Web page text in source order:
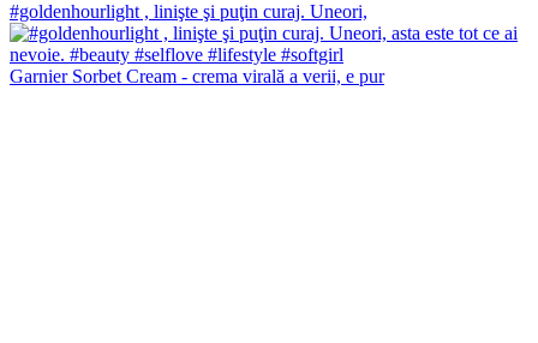
#goldenhourlight , linişte şi puţin curaj. Uneori,
Garnier Sorbet Cream - crema virală a verii, e pur